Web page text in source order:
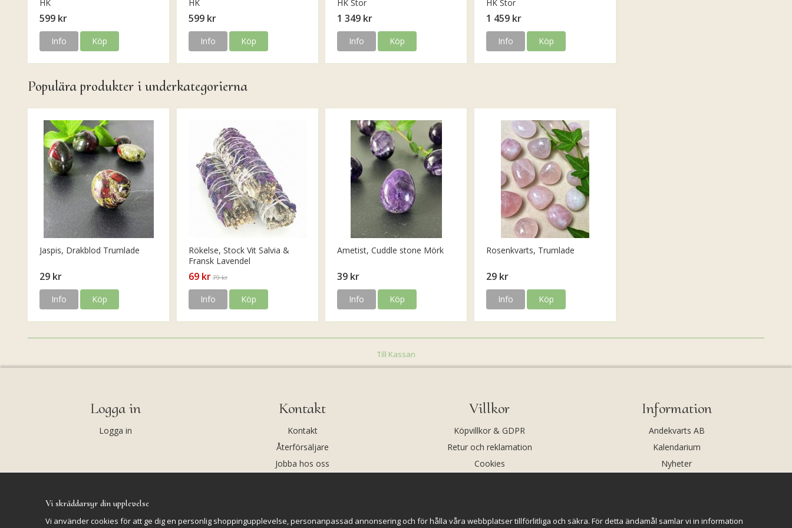
HK
599 kr
Info Köp
HK
599 kr
Info Köp
HK Stor
1 349 kr
Info Köp
HK Stor
1 459 kr
Info Köp
Populära produkter i underkategorierna
Jaspis, Drakblod Trumlade
29 kr
Info Köp
Rökelse, Stock Vit Salvia &
Fransk Lavendel
69 kr 79 kr
Info Köp
Ametist, Cuddle stone Mörk
39 kr
Info Köp
Rosenkvarts, Trumlade
29 kr
Info Köp
Till Kassan
Logga in
Logga in
Kontakt
Kontakt
Återförsäljare
Jobba hos oss
Villkor
Köpvillkor & GDPR
Retur och reklamation
Cookies
Information
Andekvarts AB
Kalendarium
Nyheter
Vi skräddarsyr din upplevelse
Vi använder cookies för att ge dig en personlig shoppingupplevelse, personanpassad annonsering och för hålla våra webbplatser tillförlitliga och säkra. För detta ändamål samlar vi in information